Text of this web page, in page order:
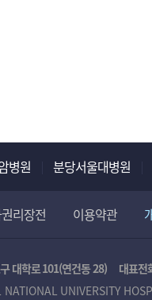
병원 분당서울대병원
리장전 이용약관
대학로 101(연건동 28) 대표전
UNIVERSITY